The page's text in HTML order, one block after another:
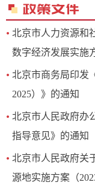
北京市人力资源和
数字经济发展实施
北京市商务局印发
2025）》的通知
北京市人民政府办
指导意见》的通知
北京市人民政府关
源地实施方案（